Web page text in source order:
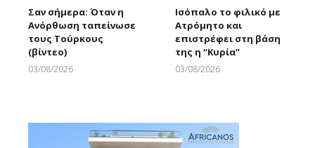
Σαν σήμερα: Όταν η
Ανόρθωση ταπείνωσε
τους Τούρκους
(βίντεο)
03/08/2026
Ισόπαλο το φιλικό με
Ατρόμητο και
επιστρέφει στη βάση
της η “Κυρία”
03/08/2026